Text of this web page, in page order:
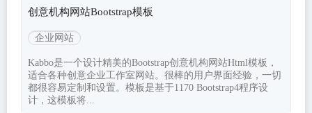
创意机构网站Bootstrap模板
企业网站
Kabbo是一个设计精美的Bootstrap创意机构网站Html模板，
适合各种创意企业工作室网站。很棒的用户界面经验，一切
都很容易定制和设置。模板是基于1170 Bootstrap4程序设
计，这模板将...